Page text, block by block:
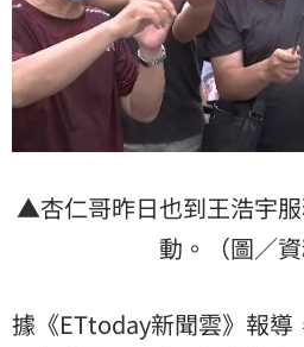
▲杏仁哥昨日也到王浩宇
動。（圖／資
據《ETtoday新聞雲》報導